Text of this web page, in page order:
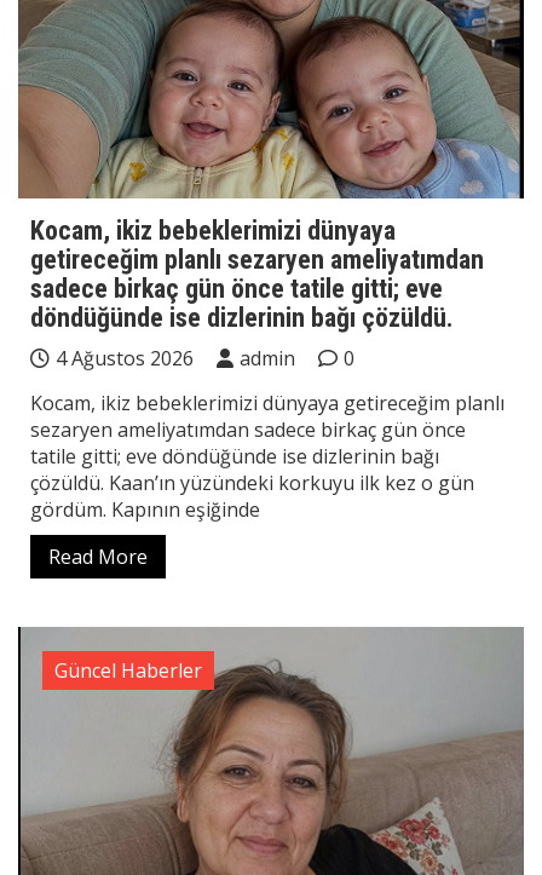
Kocam, ikiz bebeklerimizi dünyaya
getireceğim planlı sezaryen ameliyatımdan
sadece birkaç gün önce tatile gitti; eve
döndüğünde ise dizlerinin bağı çözüldü.
4 Ağustos 2026 admin
0
Kocam, ikiz bebeklerimizi dünyaya getireceğim planlı
sezaryen ameliyatımdan sadece birkaç gün önce
tatile gitti; eve döndüğünde ise dizlerinin bağı
çözüldü. Kaan’ın yüzündeki korkuyu ilk kez o gün
gördüm. Kapının eşiğinde
Read More
Güncel Haberler